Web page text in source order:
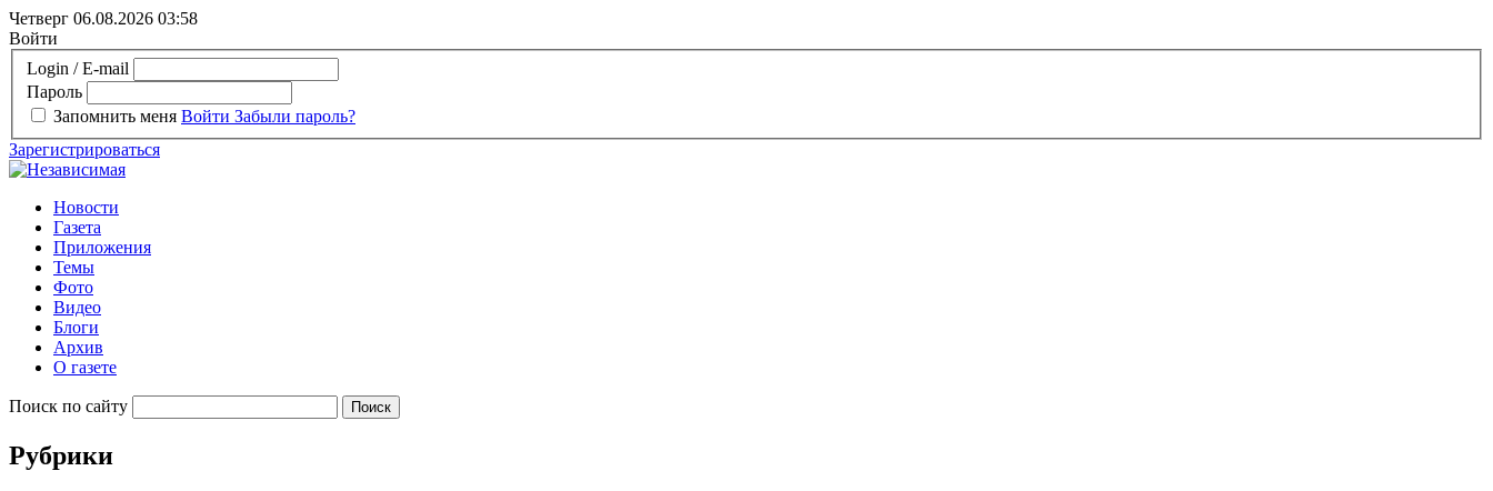
Четверг 06.08.2026 03:58
Войти
Login / E-mail
Пароль
Запомнить меня Войти Забыли пароль?
Зарегистрироваться
Новости
Газета
Приложения
Темы
Фото
Видео
Блоги
Архив
О газете
Поиск по сайту
Рубрики